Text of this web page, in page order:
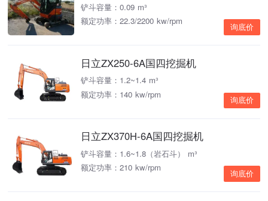
铲斗容量：0.09 m³
额定功率：22.3/2200 kw/rpm
询底价
日立ZX250-6A国四挖掘机
铲斗容量：1.2~1.4 m³
额定功率：140 kw/rpm
询底价
日立ZX370H-6A国四挖掘机
铲斗容量：1.6~1.8（岩石斗） m³
额定功率：210 kw/rpm
询底价